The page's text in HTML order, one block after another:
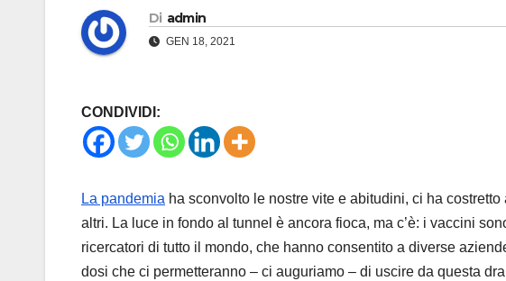
Di admin
GEN 18, 2021
CONDIVIDI:
La pandemia ha sconvolto le nostre vite e abitudini, ci ha
altri. La luce in fondo al tunnel è ancora fioca, ma c’è: i vaccini
ricercatori di tutto il mondo, che hanno consentito a diverse
dosi che ci permetteranno – ci auguriamo – di uscire da questa